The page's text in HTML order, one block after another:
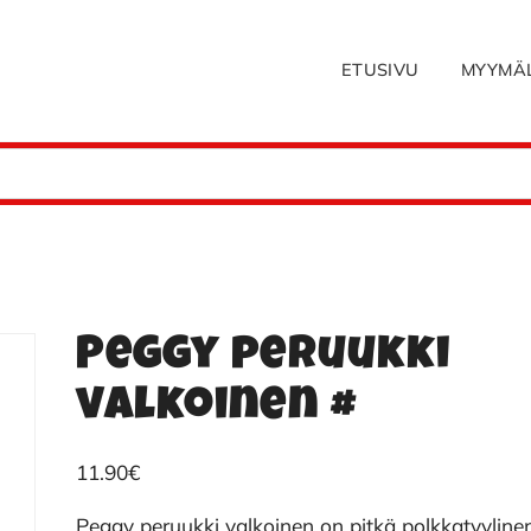
ETUSIVU
Peggy peruukki
valkoinen #
11.90€
Peggy peruukki valkoinen on pitkä